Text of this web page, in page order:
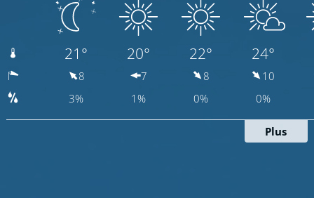
21° 20° 22° 24°
8 7 8
10
3%
1% 0% 0%
Plus